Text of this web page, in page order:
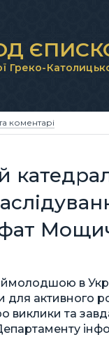
Греко-
коментарі
в
активного
виклики та
Департаменту